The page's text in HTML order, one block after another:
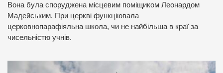
Вона була споруджена місцевим поміщиком Леонардом
Мадейським. При церкві функціювала
церковнопарафіяльна школа, чи не найбільша в краї за
чисельністю учнів.